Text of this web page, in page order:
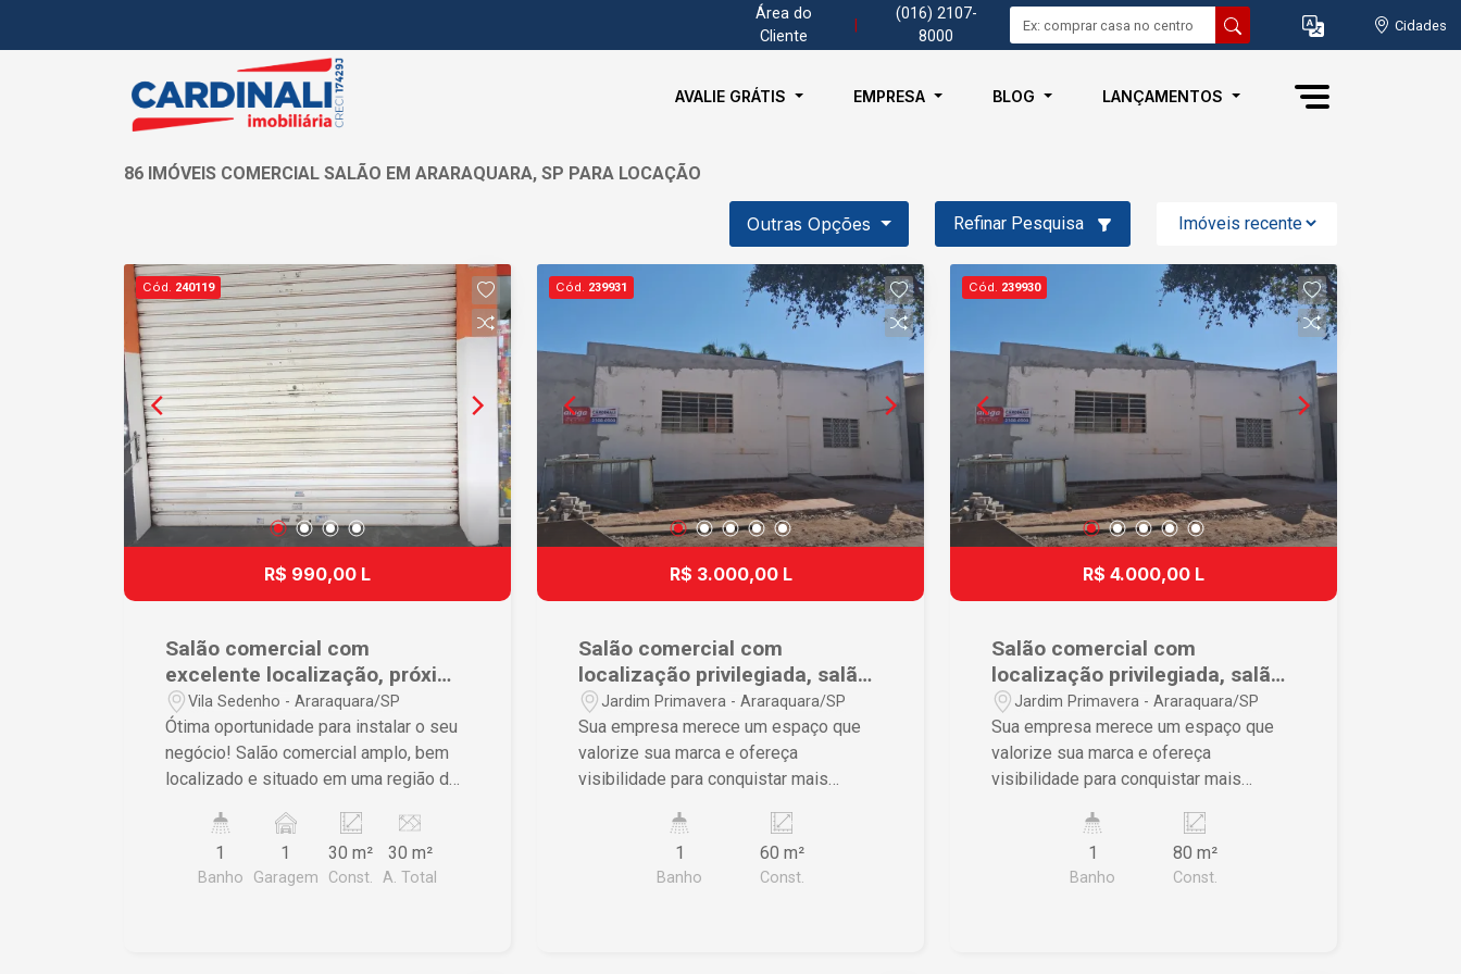
Área do
Cliente
(016) 2107-
8000
Cidades
AVALIE GRÁTIS EMPRESA BLOG LANÇAMENTOS
86 IMÓVEIS COMERCIAL SALÃO EM ARARAQUARA, SP PARA LOCAÇÃO
Outras Opções Refinar Pesquisa
Cód. 240119
R$ 990,00 L
Salão comercial com
excelente localização, próximo
comércio.
Vila Sedenho - Araraquara/SP
Ótima oportunidade para instalar o seu
negócio! Salão comercial amplo, bem
localizado e situado em uma região de
comércios e serviços, proporcionando
mais visibilidade e facilidade de
acesso para clientes e colaboradores.
1
Banho
1
Garagem
30 m²
Const.
30 m²
A. Total
Cód. 239931
R$ 3.000,00 L
Salão comercial com
localização privilegiada, salão
novo com possibilidade de
adaptação.
Jardim Primavera - Araraquara/SP
Sua empresa merece um espaço que
valorize sua marca e ofereça
visibilidade para conquistar mais
comercial novo, com 60 m², está
localizado em um dos pontos mais
estratégicos da cidade, na esquina com
1
Banho
60 m²
Const.
Cód. 239930
R$ 4.000,00 L
Salão comercial com
localização privilegiada, salão
novo com possibilidade de
adaptação.
Jardim Primavera - Araraquara/SP
Sua empresa merece um espaço que
valorize sua marca e ofereça
visibilidade para conquistar mais
comercial novo, com 80 m², está
localizado em um dos pontos mais
estratégicos da cidade, na esquina com
1
Banho
80 m²
Const.